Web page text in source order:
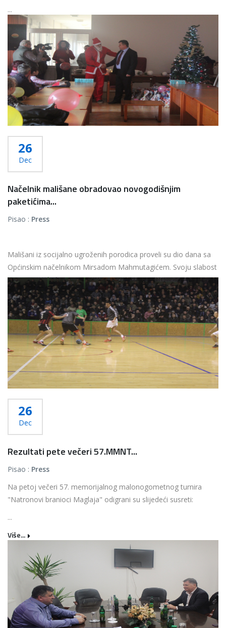
...
Više...
26
Dec
Načelnik mališane obradovao novogodišnjim
paketićima...
Pisao : Press
Mališani iz socijalno ugroženih porodica proveli su dio dana sa
Općinskim načelnikom Mirsadom Mahmutagićem. Svoju slabost
prema najmlađim...
Više...
26
Dec
Rezultati pete večeri 57.MMNT...
Pisao : Press
Na petoj večeri 57. memorijalnog malonogometnog turnira
"Natronovi branioci Maglaja" odigrani su slijedeći susreti:
...
Više...